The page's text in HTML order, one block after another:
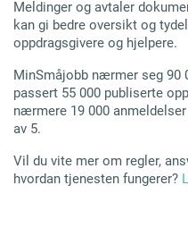
Meldinger og avtaler
kan gi bedre oversikt og
oppdragsgivere og hjelpere.
MinSmåjobb nærmer seg 90
passert 55 000 publiserte
nærmere 19 000
av 5.
Vil du vite mer om regler,
hvordan tjenesten fungerer?